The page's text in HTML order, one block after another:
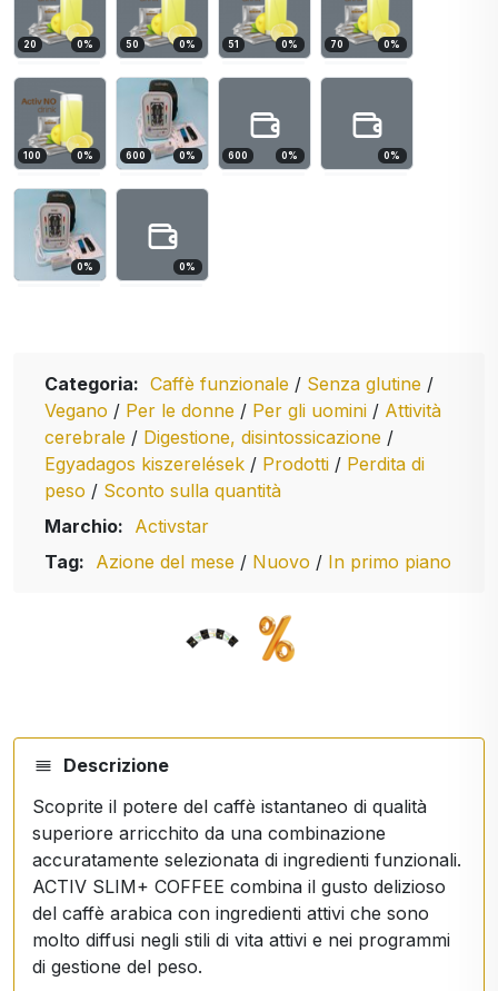
20 0% 50 0% 51 0% 70 0%
100 0% 600 0% 600 0% 0%
0% 0%
Categoria: Caffè funzionale / Senza glutine /
Vegano / Per le donne / Per gli uomini / Attività
cerebrale / Digestione, disintossicazione /
Egyadagos kiszerelések / Prodotti / Perdita di
peso / Sconto sulla quantità
Marchio: Activstar
Tag: Azione del mese / Nuovo / In primo piano
Descrizione
Scoprite il potere del caffè istantaneo di qualità
superiore arricchito da una combinazione
accuratamente selezionata di ingredienti funzionali.
ACTIV SLIM+ COFFEE combina il gusto delizioso
del caffè arabica con ingredienti attivi che sono
molto diffusi negli stili di vita attivi e nei programmi
di gestione del peso.